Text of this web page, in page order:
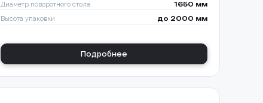
Диаметр поворотного стола 1650 мм
Высота упаковки до 2000 мм
Подробнее